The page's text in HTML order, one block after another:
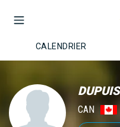
CALENDRIER
CAN